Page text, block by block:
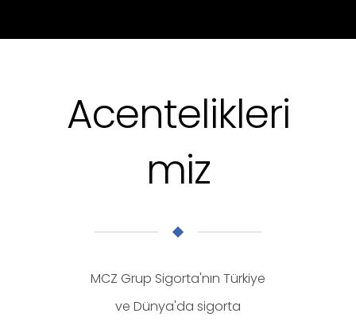
Acentelikleri
miz
MCZ Grup Sigorta'nın Türkiye
ve Dünya'da sigorta